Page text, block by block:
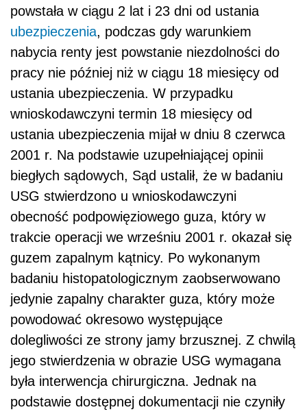
powstała w ciągu 2 lat i 23 dni od ustania
ubezpieczenia, podczas gdy warunkiem
nabycia renty jest powstanie niezdolności do
pracy nie później niż w ciągu 18 miesięcy od
ustania ubezpieczenia. W przypadku
wnioskodawczyni termin 18 miesięcy od
ustania ubezpieczenia mijał w dniu 8 czerwca
2001 r. Na podstawie uzupełniającej opinii
biegłych sądowych, Sąd ustalił, że w badaniu
USG stwierdzono u wnioskodawczyni
obecność podpowięziowego guza, który w
trakcie operacji we wrześniu 2001 r. okazał się
guzem zapalnym kątnicy. Po wykonanym
badaniu histopatologicznym zaobserwowano
jedynie zapalny charakter guza, który może
powodować okresowo występujące
dolegliwości ze strony jamy brzusznej. Z chwilą
jego stwierdzenia w obrazie USG wymagana
była interwencja chirurgiczna. Jednak na
podstawie dostępnej dokumentacji nie czyniły